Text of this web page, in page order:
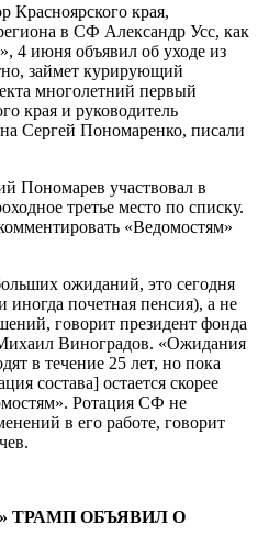
Красноярского края,
в СФ Александр Усс, как
4 июня объявил об уходе из
займет курирующий
многолетний первый
края и руководитель
Сергей Пономаренко, писали
Пономарев участвовал в
третье место по списку.
«Ведомостям»
ожиданий, это сегодня
иногда почетная пенсия), а не
говорит президент фонда
Виноградов. «Ожидания
в течение 25 лет, но пока
состава] остается скорее
Ротация СФ не
в его работе, говорит
ТРАМП ОБЪЯВИЛ О